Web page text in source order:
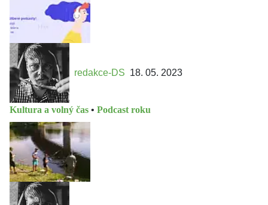
redakce-DS 18. 05. 2023
Kultura a volný čas • Podcast roku